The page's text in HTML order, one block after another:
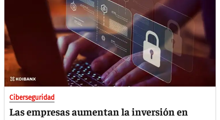
Ciberseguridad
Las empresas aumentan la inversión en